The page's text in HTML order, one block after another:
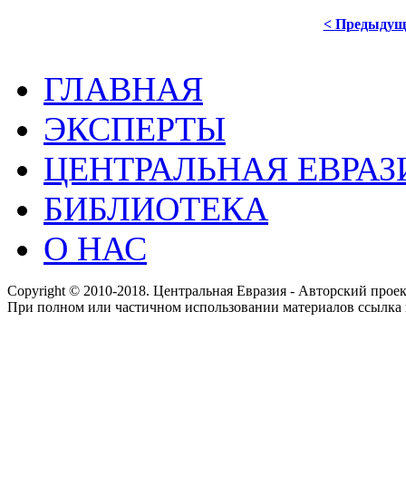
<
ГЛАВНАЯ
ЭКСПЕРТЫ
ЦЕНТРАЛЬНАЯ
БИБЛИОТЕКА
О НАС
Copyright © 2010-2018. Центральная Евразия - Авторский
При полном или частичном использовании материалов ссылка